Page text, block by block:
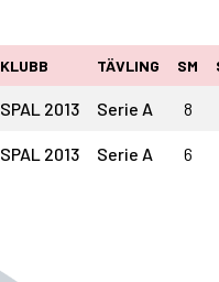
KLUBB TÄVLING SM
SPAL 2013 Serie A 8
SPAL 2013 Serie A 6